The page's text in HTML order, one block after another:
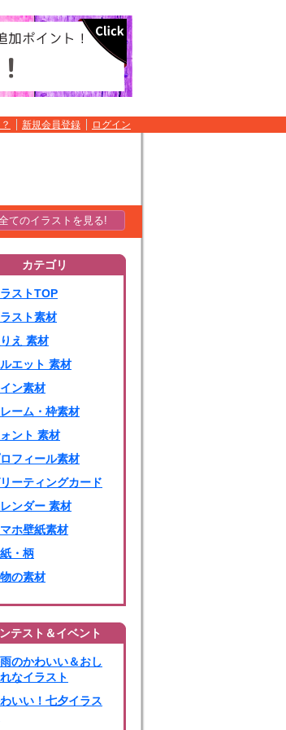
新規会員登録 ログイン
のイラストを見る!
カテゴリ
ストTOP
スト素材
え 素材
エット 素材
ン素材
ーム・枠素材
ント 素材
フィール素材
ーティングカード
ンダー 素材
ホ壁紙素材
・柄
の素材
テスト＆イベント
のかわいい＆おし
なイラスト
いい！七夕イラス